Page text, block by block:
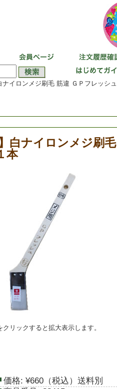
ナイロンメジ刷毛 筋違 ＧＰフレッシ
白ナイロンメジ刷
本
クリックすると拡大表示します。
価格: ¥660（税込）送料別